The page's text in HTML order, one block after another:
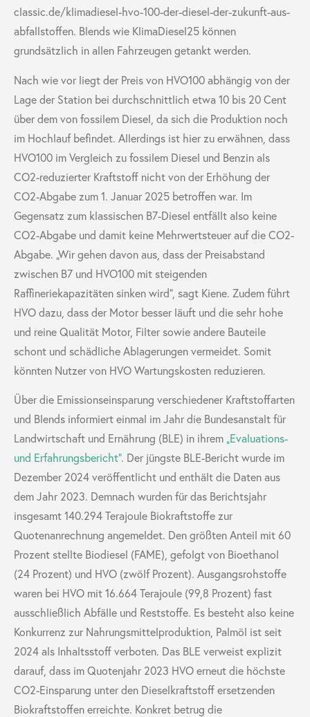
classic.de/klimadiesel-hvo-100-der-diesel-der-zukunft-aus-
abfallstoffen. Blends wie KlimaDiesel25 können
grundsätzlich in allen Fahrzeugen getankt werden.
Nach wie vor liegt der Preis von HVO100 abhängig von der
Lage der Station bei durchschnittlich etwa 10 bis 20 Cent
über dem von fossilem Diesel, da sich die Produktion noch
im Hochlauf befindet. Allerdings ist hier zu erwähnen, dass
HVO100 im Vergleich zu fossilem Diesel und Benzin als
CO2-reduzierter Kraftstoff nicht von der Erhöhung der
CO2-Abgabe zum 1. Januar 2025 betroffen war. Im
Gegensatz zum klassischen B7-Diesel entfällt also keine
CO2-Abgabe und damit keine Mehrwertsteuer auf die CO2-
Abgabe. „Wir gehen davon aus, dass der Preisabstand
zwischen B7 und HVO100 mit steigenden
Raffineriekapazitäten sinken wird“, sagt Kiene. Zudem führt
HVO dazu, dass der Motor besser läuft und die sehr hohe
und reine Qualität Motor, Filter sowie andere Bauteile
schont und schädliche Ablagerungen vermeidet. Somit
könnten Nutzer von HVO Wartungskosten reduzieren.
Über die Emissionseinsparung verschiedener Kraftstoffarten
und Blends informiert einmal im Jahr die Bundesanstalt für
Landwirtschaft und Ernährung (BLE) in ihrem „Evaluations-
und Erfahrungsbericht“. Der jüngste BLE-Bericht wurde im
Dezember 2024 veröffentlicht und enthält die Daten aus
dem Jahr 2023. Demnach wurden für das Berichtsjahr
insgesamt 140.294 Terajoule Biokraftstoffe zur
Quotenanrechnung angemeldet. Den größten Anteil mit 60
Prozent stellte Biodiesel (FAME), gefolgt von Bioethanol
(24 Prozent) und HVO (zwölf Prozent). Ausgangsrohstoffe
waren bei HVO mit 16.664 Terajoule (99,8 Prozent) fast
ausschließlich Abfälle und Reststoffe. Es besteht also keine
Konkurrenz zur Nahrungsmittelproduktion, Palmöl ist seit
2024 als Inhaltsstoff verboten. Das BLE verweist explizit
darauf, dass im Quotenjahr 2023 HVO erneut die höchste
CO2-Einsparung unter den Dieselkraftstoff ersetzenden
Biokraftstoffen erreichte. Konkret betrug die